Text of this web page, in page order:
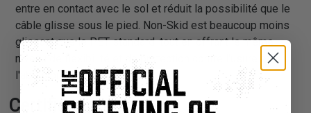
entre en contact avec le sol et réduit la possibilité que le
câble glisse sous le pied. Non-Skid est beaucoup moins
glissant que le PET standard, tout en offrant le même
niveau de flexibilité et de protection contre l'usure et
l'abrasion des câbles.
Certifications: